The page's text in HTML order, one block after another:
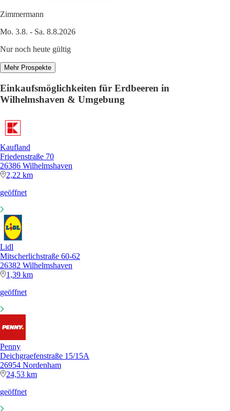
Zimmermann
Mo. 3.8. - Sa. 8.8.2026
Nur noch heute gültig
Mehr Prospekte
Einkaufsmöglichkeiten für Erdbeeren in
Wilhelmshaven & Umgebung
Kaufland
Friedenstraße 70
26386 Wilhelmshaven
2,22 km
geöffnet
Lidl
Mitscherlichstraße 60-62
26382 Wilhelmshaven
1,39 km
geöffnet
Penny
Deichgraefenstraße 15/15A
26954 Nordenham
24,53 km
geöffnet